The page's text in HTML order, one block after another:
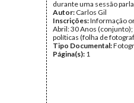
durante uma sessão
Autor: Carlos Gil
Inscrições:Informação
Abril: 30 Anos (conjunto);
políticas (folha de
Tipo Documental:
Página(s): 1